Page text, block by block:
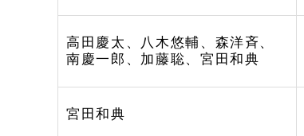
高田慶太、八木悠輔、森洋斉、
南慶一郎、加藤聡、宮田和典
宮田和典